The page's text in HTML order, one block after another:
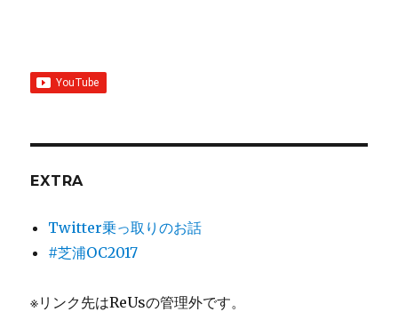
EXTRA
Twitter乗っ取りのお話
#芝浦OC2017
※リンク先はReUsの管理外です。